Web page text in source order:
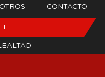
CONTACTO